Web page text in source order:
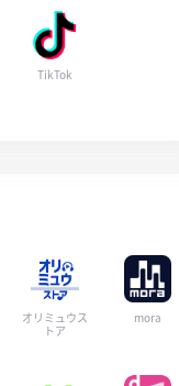
TikTok
オリミュウス
トア
mora